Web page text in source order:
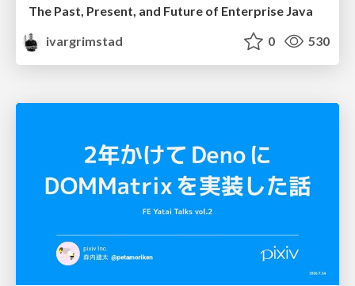
The Past, Present, and Future of Enterprise Java
ivargrimstad
0 530